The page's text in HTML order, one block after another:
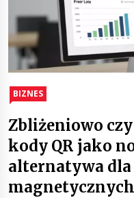
BIZNES
Zbliżeniowo
kody QR jako
alternatywa
magnetycznych